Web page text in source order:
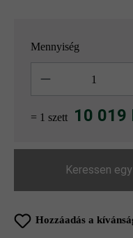
Mennyiség
= 1 szett 10 019
Keressen
Hozzáadás a